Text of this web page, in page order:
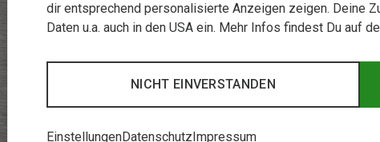
dir entsprechend personalisierte Anzeigen zeigen. Deine
Daten u.a. auch in den USA ein. Mehr Infos findest Du auf
NICHT EINVERSTANDEN
EinstellungenDatenschutz Impressum